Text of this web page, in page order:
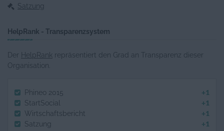
Satzung
HelpRank - Transparenzsystem
Der HelpRank repräsentiert den Grad an Transparenz dieser
Organisation.
Phineo 2015 +1
StartSocial +1
Wirtschaftsbericht +1
Satzung +1